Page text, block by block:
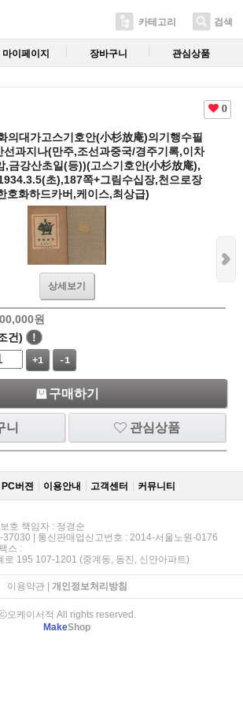
카테고리 검색
마이페이지 장바구니 관심상품
0
의대가고스기호안(小杉放庵)의기행수필
선과지나(만주,조선과중국/경주기록,이차
,금강산초일(등))(고스기호안(小杉放庵),
초),187쪽+그림수십장,천으로장
호화하드카버,케이스,최상급)
상세보기
원
건)
!
+1 -1
구매하기
니 관심상품
PC버젼 이용안내 고객센터 커뮤니티
호 책임자 : 정경순
| 통신판매업신고번호 : 2014-서울노원-0176
스 :
로 195 107-1201 (중계동, 동진, 신안아파트)
이용약관| 개인정보처리방침
오케이서적 All rights reserved.
MakeShop